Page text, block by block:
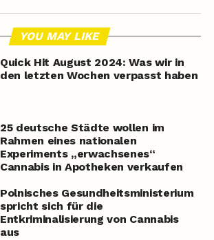
YOU MAY LIKE
Quick Hit August 2024: Was wir in
den letzten Wochen verpasst haben
25 deutsche Städte wollen im
Rahmen eines nationalen
Experiments „erwachsenes“
Cannabis in Apotheken verkaufen
Polnisches Gesundheitsministerium
spricht sich für die
Entkriminalisierung von Cannabis
aus